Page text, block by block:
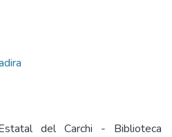
del Carchi - Biblioteca